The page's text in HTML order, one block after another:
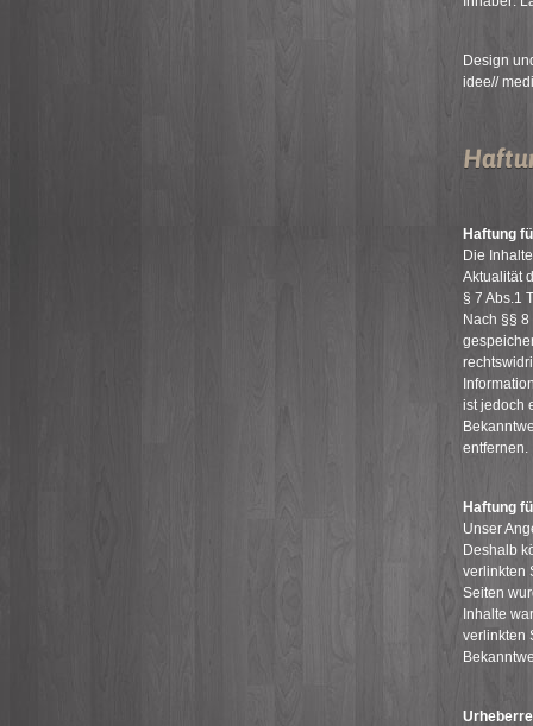
Design
idee//
Haftung
Die
Aktualität
§ 7 Abs.1
Nach §§
ist jedoch
entfernen.
Haftung
Unser
Deshalb
verlinkten
Seiten
Inhalte
verlinkten